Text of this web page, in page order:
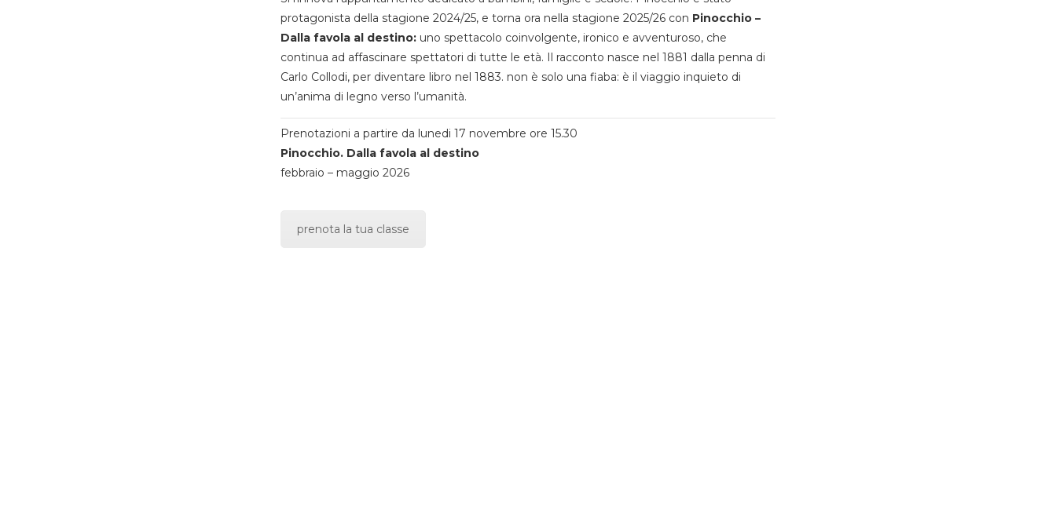
protagonista della stagione 2024/25, e torna ora nella stagione 2025/26 con Pinocchio –
Dalla favola al destino:uno spettacolo coinvolgente, ironico e avventuroso, che
continua ad affascinare spettatori di tutte le età. Il racconto nasce nel 1881 dalla penna di
Carlo Collodi, per diventare libro nel 1883. non è solo una fiaba: è il viaggio inquieto di
un’anima di legno verso l’umanità.
Prenotazioni a partire da lunedi 17 novembre ore 15.30
Pinocchio. Dalla favola al destino
febbraio – maggio 2026
prenota la tua classe